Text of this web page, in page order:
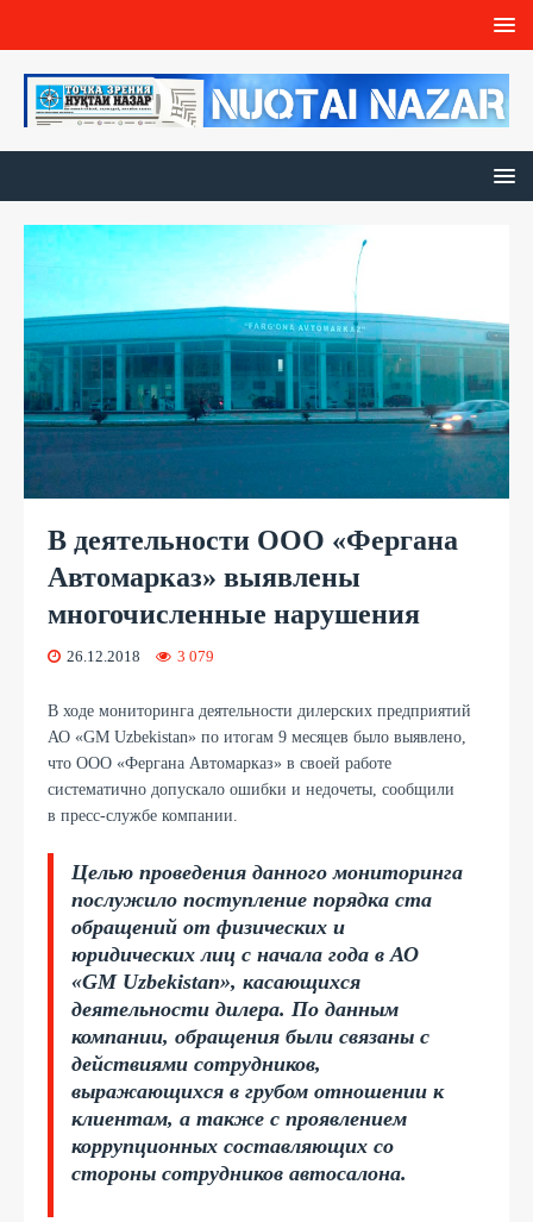
В деятельности ООО «Фергана
Автомарказ» выявлены
многочисленные нарушения
26.12.2018 3 079
В ходе мониторинга деятельности дилерских предприятий
АО «GM Uzbekistan» по итогам 9 месяцев было выявлено,
что ООО «Фергана Автомарказ» в своей работе
систематично допускало ошибки и недочеты, сообщили
в пресс-службе компании.
Целью проведения данного мониторинга
послужило поступление порядка ста
обращений от физических и
юридических лиц с начала года в АО
«GM Uzbekistan», касающихся
деятельности дилера. По данным
компании, обращения были связаны с
действиями сотрудников,
выражающихся в грубом отношении к
клиентам, а также с проявлением
коррупционных составляющих со
стороны сотрудников автосалона.